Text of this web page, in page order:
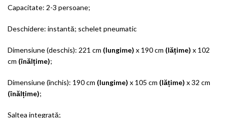
Capacitate: 2-3 persoane;
Deschidere: instantă; schelet pneumatic
Dimensiune (deschis): 221 cm (lungime) x 190 cm (lățime) x 102
cm (înălțime);
Dimensiune (închis): 190 cm (lungime) x 105 cm (lățime) x 32 cm
(înălțime);
Saltea integrată;